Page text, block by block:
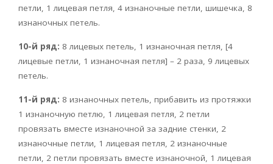
петли, 1 лицевая петля, 4 изнаночные петли, шишечка, 8
изнаночных петель.
10-й ряд: 8 лицевых петель, 1 изнаночная петля, [4
лицевые петли, 1 изнаночная петля] – 2 раза, 9 лицевых
петель.
11-й ряд: 8 изнаночных петель, прибавить из протяжки
1 изнаночную петлю, 1 лицевая петля, 2 петли
провязать вместе изнаночной за задние стенки, 2
изнаночные петли, 1 лицевая петля, 2 изнаночные
петли, 2 петли провязать вместе изнаночной, 1 лицевая